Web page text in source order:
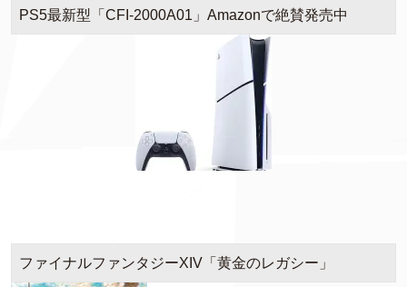
PS5最新型「CFI-2000A01」Amazonで絶賛発売中
ファイナルファンタジーXIV「黄金のレガシー」